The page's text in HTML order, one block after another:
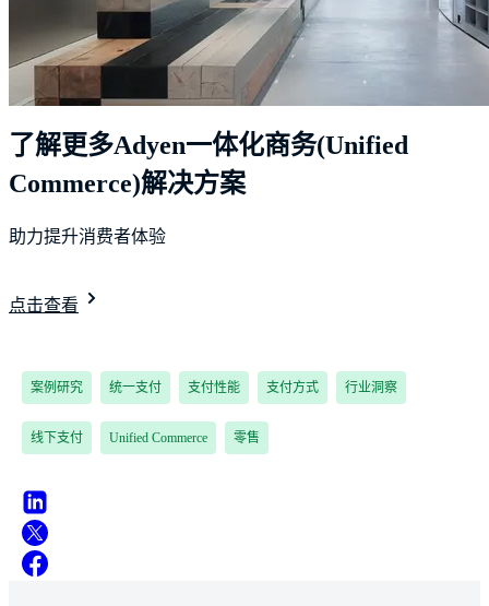
了解更多Adyen一体化商务(Unified
Commerce)解决方案
助力提升消费者体验
点击查看
案例研究 统一支付 支付性能 支付方式 行业洞察
线下支付 Unified Commerce 零售